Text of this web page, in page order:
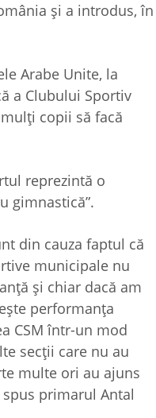
şi a introdus, în
Arabe Unite, la
a Clubului Sportiv
copii să facă
reprezintă o
gimnastică”.
din cauza faptul că
municipale nu
şi chiar dacă am
performanţa
CSM într-un mod
secţii care nu au
multe ori au ajuns
primarul Antal